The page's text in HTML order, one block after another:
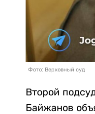
Фото: Верховный суд
Второй
Байжанов